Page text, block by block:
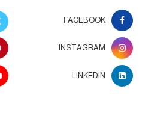
FACEBOOK
INSTAGRAM
LINKEDIN